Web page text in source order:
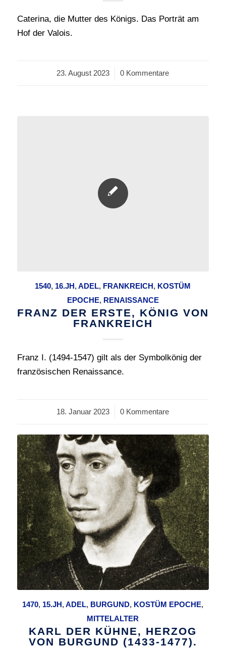
Caterina, die Mutter des Königs. Das Porträt am
Hof der Valois.
23. August 2023
/ 0 Kommentare
1540, 16.JH,ADEL, FRANKREICH, KOSTÜM
EPOCHE, RENAISSANCE
FRANZ DER ERSTE, KÖNIG VON
FRANKREICH
Franz I. (1494-1547) gilt als der Symbolkönig der
französischen Renaissance.
18. Januar 2023
/ 0 Kommentare
1470, 15.JH,ADEL, BURGUND, KOSTÜM EPOCHE,
MITTELALTER
KARL DER KÜHNE, HERZOG
VON BURGUND (1433-1477).